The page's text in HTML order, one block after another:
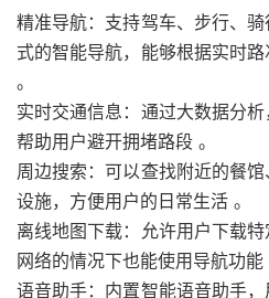
精准导航：支持驾车、步行、
式的智能导航，能够根据实时
。
实时交通信息：通过大数据分析
帮助用户避开拥堵路段 。
周边搜索：可以查找附近的餐
设施，方便用户的日常生活 。
离线地图下载：允许用户下载
网络的情况下也能使用导航功能
语音助手：内置智能语音助手